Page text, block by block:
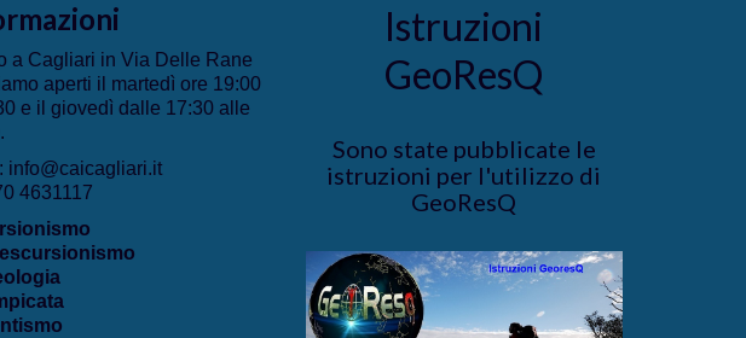
a Cagliari in Via Delle Rane
aperti il martedì ore 19:00
e il giovedì dalle 17:30 alle
info@caicagliari.it
4631117
Istruzioni
GeoResQ
Sono state pubblicate le
istruzioni per l'utilizzo di
GeoResQ